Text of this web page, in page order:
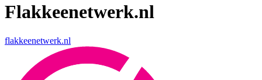
Flakkeenetwerk.nl
flakkeenetwerk.nl